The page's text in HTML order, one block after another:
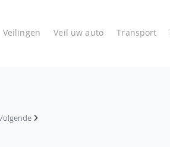
Veilingen Veil uw auto Transport